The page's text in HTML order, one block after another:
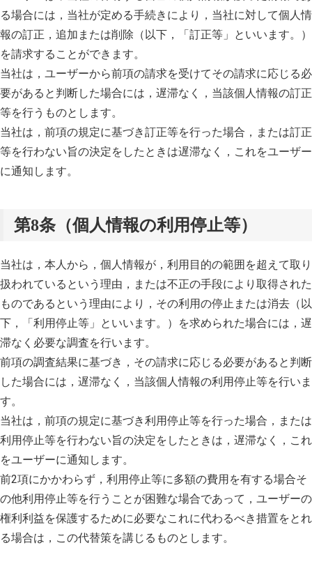
る場合には，当社が定める手続きにより，当社に対して個人情
報の訂正，追加または削除（以下，「訂正等」といいます。）
を請求することができます。
当社は，ユーザーから前項の請求を受けてその請求に応じる必
要があると判断した場合には，遅滞なく，当該個人情報の訂正
等を行うものとします。
当社は，前項の規定に基づき訂正等を行った場合，または訂正
等を行わない旨の決定をしたときは遅滞なく，これをユーザー
に通知します。
第8条（個人情報の利用停止等）
当社は，本人から，個人情報が，利用目的の範囲を超えて取り
扱われているという理由，または不正の手段により取得された
ものであるという理由により，その利用の停止または消去（以
下，「利用停止等」といいます。）を求められた場合には，遅
滞なく必要な調査を行います。
前項の調査結果に基づき，その請求に応じる必要があると判断
した場合には，遅滞なく，当該個人情報の利用停止等を行いま
す。
当社は，前項の規定に基づき利用停止等を行った場合，または
利用停止等を行わない旨の決定をしたときは，遅滞なく，これ
をユーザーに通知します。
前2項にかかわらず，利用停止等に多額の費用を有する場合そ
の他利用停止等を行うことが困難な場合であって，ユーザーの
権利利益を保護するために必要なこれに代わるべき措置をとれ
る場合は，この代替策を講じるものとします。